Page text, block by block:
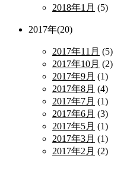
2018年1月 (5)
2017年(20)
2017年11月 (5)
2017年10月 (2)
2017年9月 (1)
2017年8月 (4)
2017年7月 (1)
2017年6月 (3)
2017年5月 (1)
2017年3月 (1)
2017年2月 (2)